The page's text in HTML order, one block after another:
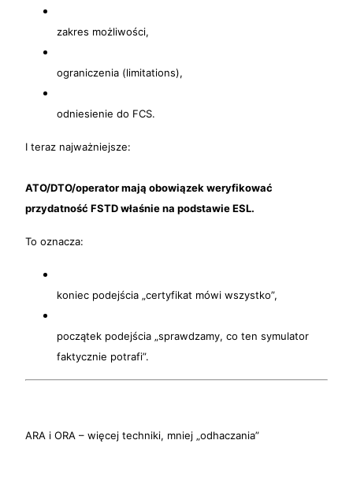
zakres możliwości,
ograniczenia (limitations),
odniesienie do FCS.
I teraz najważniejsze:
ATO/DTO/operator mają obowiązek weryfikować
przydatność FSTD właśnie na podstawie ESL.
To oznacza:
koniec podejścia „certyfikat mówi wszystko”,
początek podejścia „sprawdzamy, co ten symulator
faktycznie potrafi”.
ARA i ORA – więcej techniki, mniej „odhaczania”